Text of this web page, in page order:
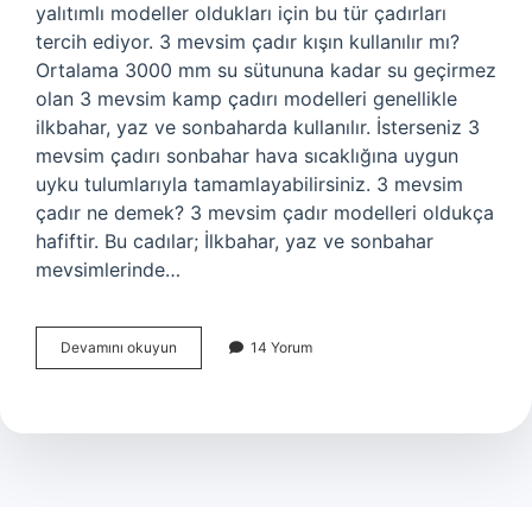
yalıtımlı modeller oldukları için bu tür çadırları
tercih ediyor. 3 mevsim çadır kışın kullanılır mı?
Ortalama 3000 mm su sütununa kadar su geçirmez
olan 3 mevsim kamp çadırı modelleri genellikle
ilkbahar, yaz ve sonbaharda kullanılır. İsterseniz 3
mevsim çadırı sonbahar hava sıcaklığına uygun
uyku tulumlarıyla tamamlayabilirsiniz. 3 mevsim
çadır ne demek? 3 mevsim çadır modelleri oldukça
hafiftir. Bu cadılar; İlkbahar, yaz ve sonbahar
mevsimlerinde…
Devamını okuyun
Mevsim
Demek
14 Yorum